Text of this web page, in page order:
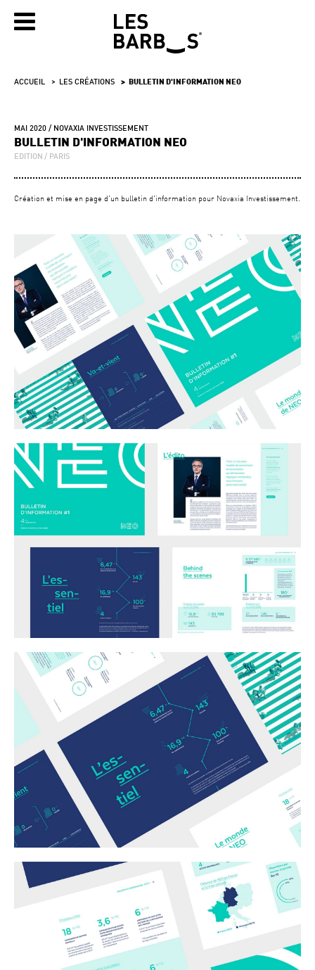
ACCUEIL LES CRÉATIONS BULLETIN D'INFORMATION NEO
MAI 2020 NOVAXIA INVESTISSEMENT
BULLETIN D'INFORMATION NEO
EDITION PARIS
Création et mise en page d'un bulletin d'information pour Novaxia Investissement.